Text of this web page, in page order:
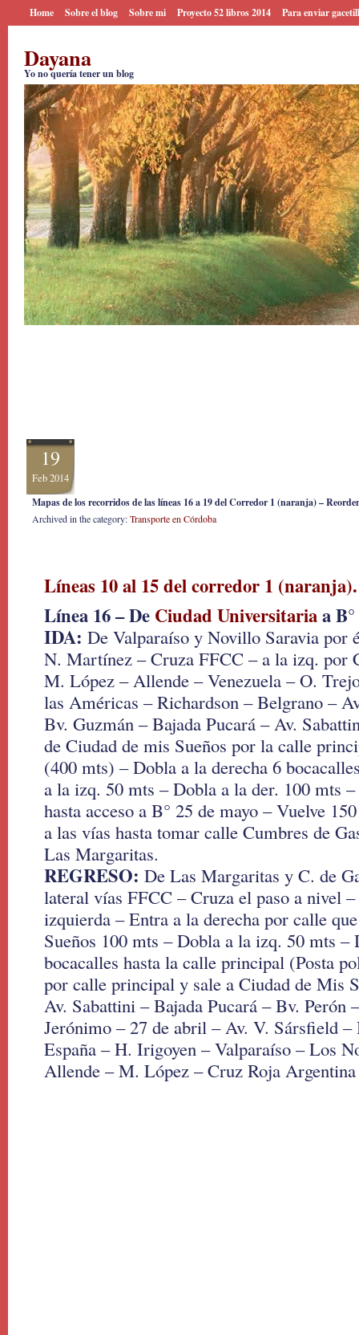
Home Sobre el blog Sobre mi Proyecto 52 libros 2014 Para enviar
Dayana
Yo no quería tener un blog
19
Feb 2014
Mapas de los recorridos de las líneas 16 a 19 del Corredor 1 (naranja) –
Archived in the category:Transporte en Córdoba
Líneas 10 al 15 del corredor 1 (naranja).
Línea 16 – De Ciudad Universitariaa
IDA: De Valparaíso y Novillo Saravia por
N. Martínez – Cruza FFCC – a la izq. por
M. López – Allende – Venezuela – O.
las Américas – Richardson – Belgrano –
Bv. Guzmán – Bajada Pucará – Av.
de Ciudad de mis Sueños por la calle
(400 mts) – Dobla a la derecha 6
a la izq. 50 mts – Dobla a la der. 100 mts
hasta acceso a B° 25 de mayo – Vuelve
a las vías hasta tomar calle Cumbres de
Las Margaritas.
REGRESO: De Las Margaritas y C. de
lateral vías FFCC – Cruza el paso a nivel
izquierda – Entra a la derecha por calle
Sueños 100 mts – Dobla a la izq. 50 mts –
bocacalles hasta la calle principal (Posta
por calle principal y sale a Ciudad de Mis
Av. Sabattini – Bajada Pucará – Bv. Perón
Jerónimo – 27 de abril – Av. V. Sársfield
España – H. Irigoyen – Valparaíso – Los
Allende – M. López – Cruz Roja